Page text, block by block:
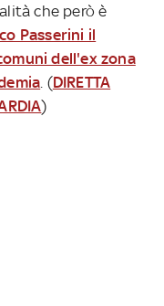
che però è
Passerini il
dell'ex zona
. (DIRETTA
)